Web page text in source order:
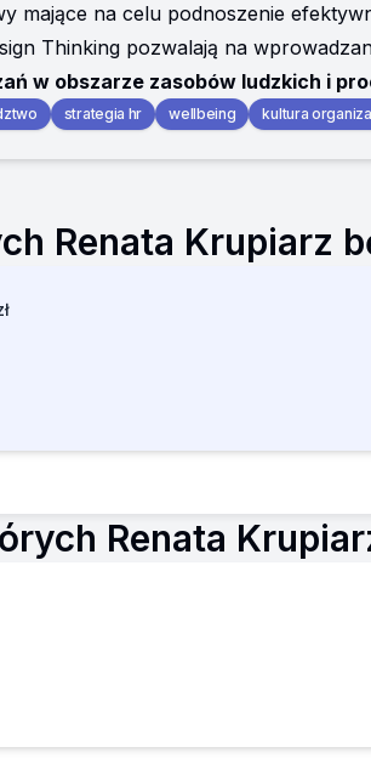
mające na celu podnoszenie
Thinking pozwalają na
w obszarze zasobów ludzkich i
strategia hr wellbeing kultura
Renata Krupiarz
Renata